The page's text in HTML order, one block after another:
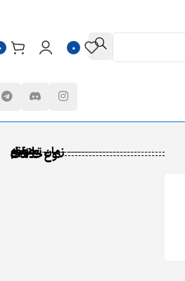
0
نوع خدمات
زمان تحویل
پلتفرم
منطقه